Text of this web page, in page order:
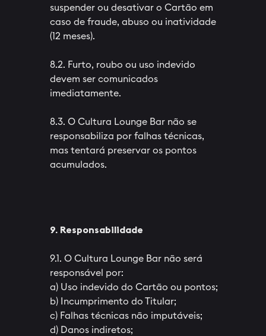
suspender ou desativar o Cartão em
caso de fraude, abuso ou inatividade
(12 meses).
8.2. Furto, roubo ou uso indevido
devem ser comunicados
imediatamente.
8.3. O Cultura Lounge Bar não se
responsabiliza por falhas técnicas,
mas tentará preservar os pontos
acumulados.
9. Responsabilidade
9.1. O Cultura Lounge Bar não será
responsável por:
a) Uso indevido do Cartão ou pontos;
b) Incumprimento do Titular;
c) Falhas técnicas não imputáveis;
d) Danos indiretos;